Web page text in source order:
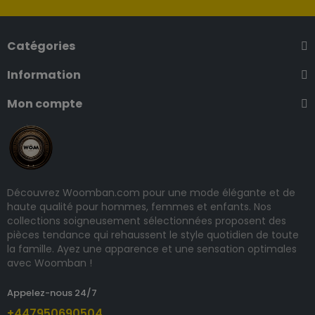
Catégories
Information
Mon compte
Découvrez Woomban.com pour une mode élégante et de
haute qualité pour hommes, femmes et enfants. Nos
collections soigneusement sélectionnées proposent des
pièces tendance qui rehaussent le style quotidien de toute
la famille. Ayez une apparence et une sensation optimales
avec Woomban !
Appelez-nous 24/7